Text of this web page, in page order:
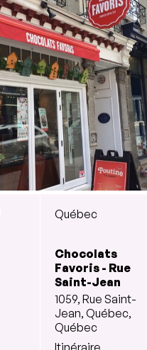
Québec
Chocolats
Favoris - Rue
Saint-Jean
1059, Rue Saint-
Jean, Québec,
Québec
Itinéraire